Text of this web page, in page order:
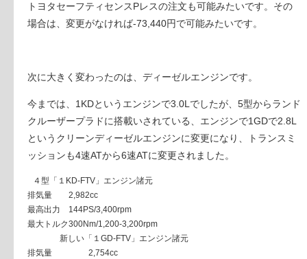
トヨタセーフティセンスPレスの注文も可能みたいです。その
場合は、変更がなければ-73,440円で可能みたいです。
次に大きく変わったのは、ディーゼルエンジンです。
今までは、1KDというエンジンで3.0Lでしたが、5型からランド
クルーザープラドに搭載いされている、エンジンで1GDで2.8L
というクリーンディーゼルエンジンに変更になり、トランスミ
ッションも4速ATから6速ATに変更されました。
４型「１KD-FTV」エンジン諸元
排気量
2,982cc
最高出力
144PS/3,400rpm
最大トルク300Nm/1,200-3,200rpm
新しい「１GD-FTV」エンジン諸元
排気量
2,754cc